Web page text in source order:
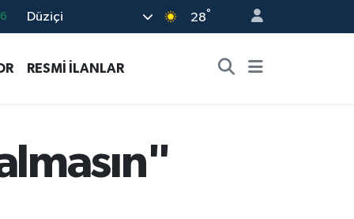
Düziçi 28°
RESMİ İLANLAR